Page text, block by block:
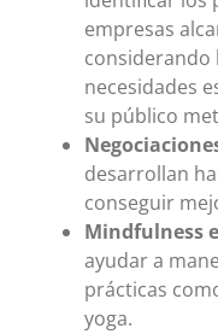
empresas
considerando
necesidades
su público
desarrollan
conseguir
Mindfulness
ayudar a
prácticas
yoga.